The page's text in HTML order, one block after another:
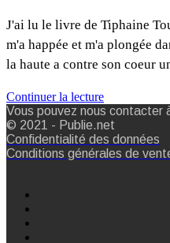
J'ai lu le livre de Tiphaine
m'a happée et m'a plongée
la haute a contre son coeur
Continuer la lecture
Vous pouvez nous contacter
© 2021 - Publie.net
Confidentialité des données
Conditions générales de